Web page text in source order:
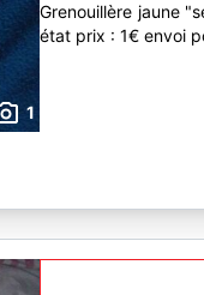
1
Grenouillère jaune
état prix : 1€ envoi